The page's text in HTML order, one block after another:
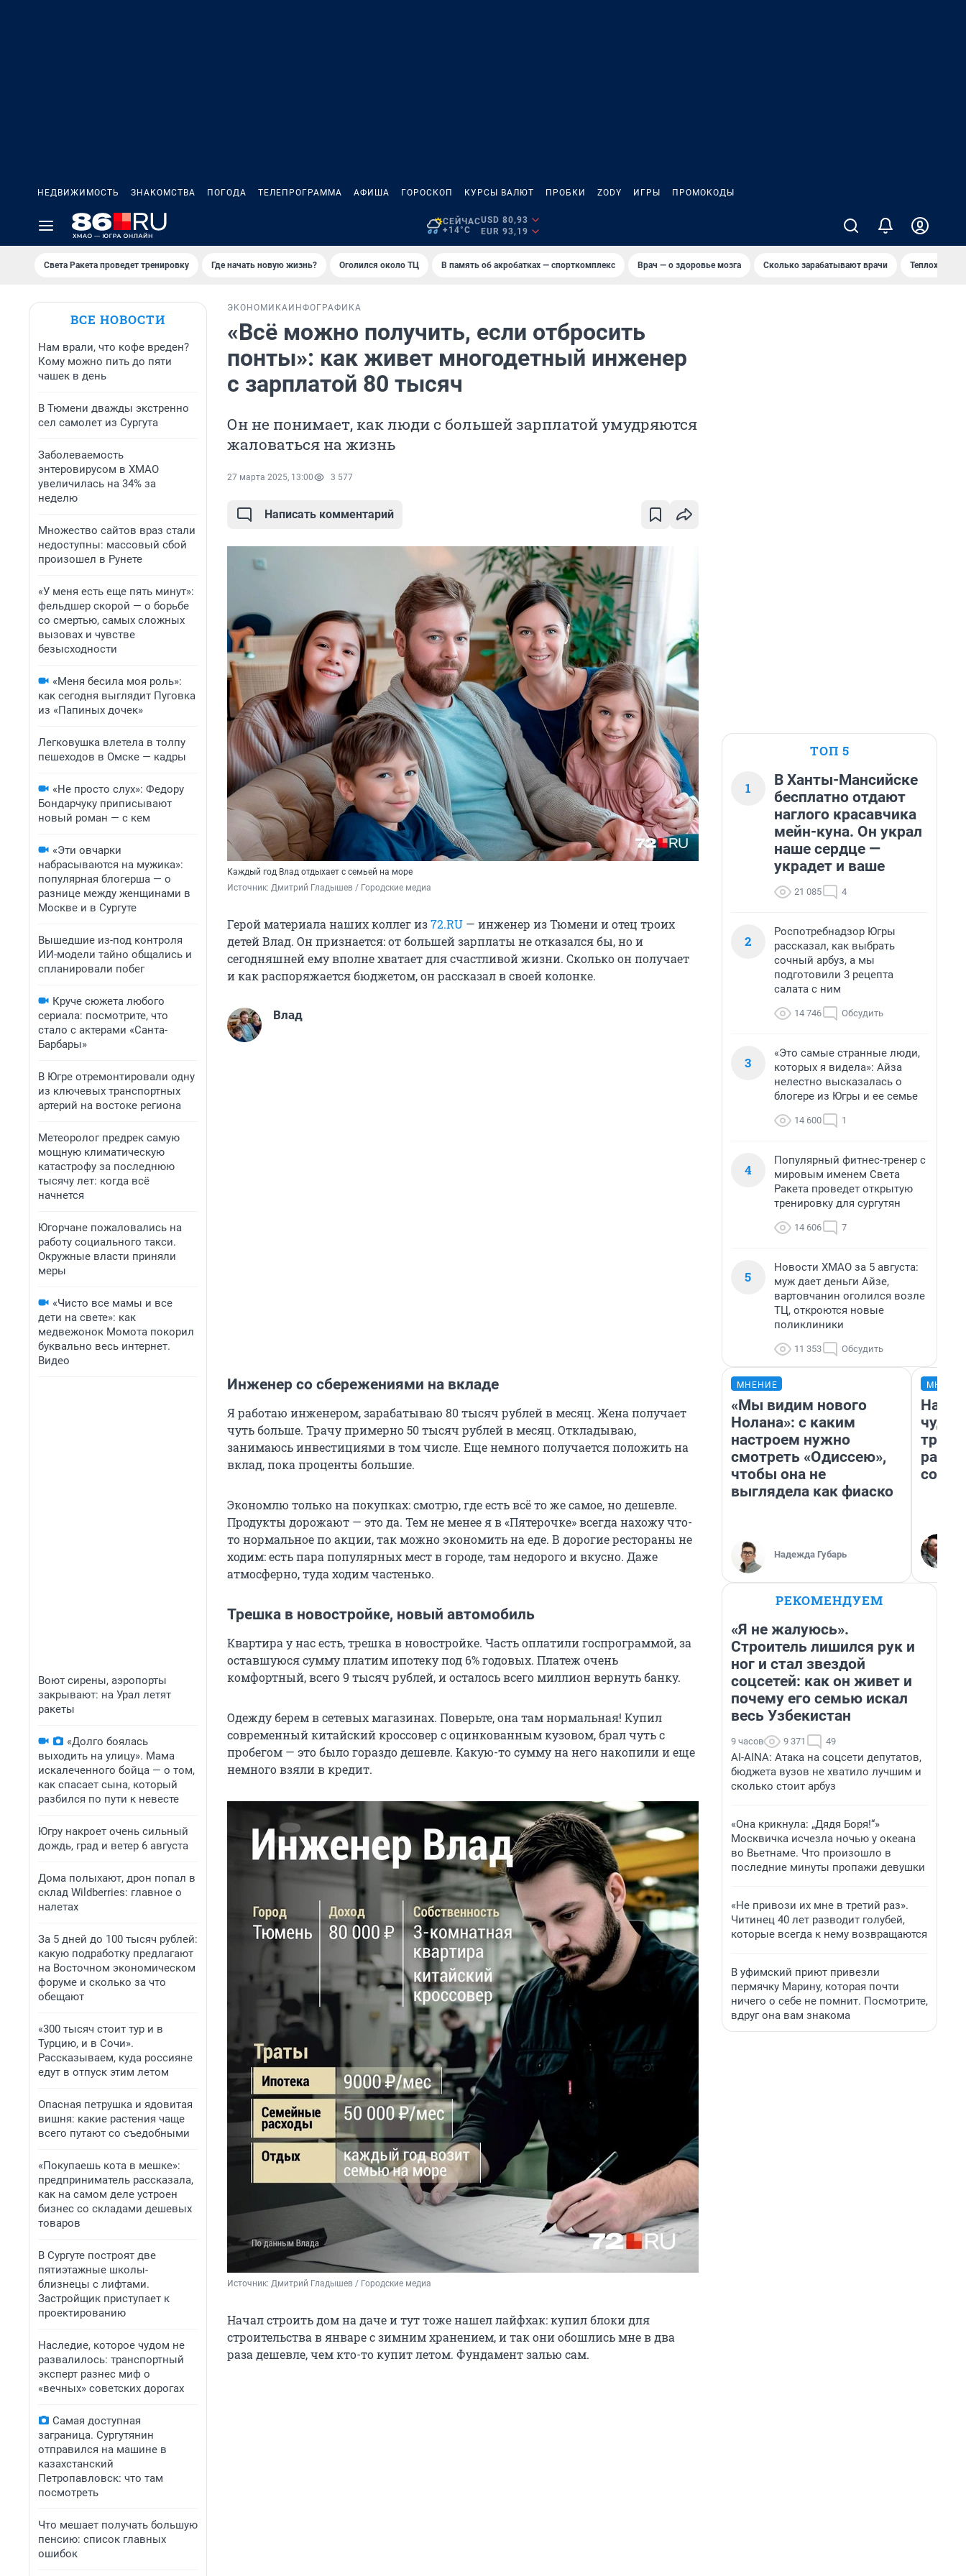
НЕДВИЖИМОСТЬ ЗНАКОМСТВА ПОГОДА ТЕЛЕПРОГРАММА АФИША ГОРОСКОП КУРСЫ ВАЛЮТ ПРОБКИ ZODY ИГРЫ ПРОМОКОДЫ
СЕЙЧАС
+14°C
USD 80,93
EUR 93,19
Света Ракета проведет тренировку Где начать новую жизнь? Оголился около ТЦ В память об акробатках — спорткомплекс Врач — о здоровье мозга Сколько зарабатывают врачи Теплоход
ВСЕ НОВОСТИ
Нам врали, что кофе вреден?
Кому можно пить до пяти
чашек в день
В Тюмени дважды экстренно
сел самолет из Сургута
Заболеваемость
энтеровирусом в ХМАО
увеличилась на 34% за
неделю
Множество сайтов враз стали
недоступны: массовый сбой
произошел в Рунете
«У меня есть еще пять минут»:
фельдшер скорой — о борьбе
со смертью, самых сложных
вызовах и чувстве
безысходности
«Меня бесила моя роль»:
как сегодня выглядит Пуговка
из «Папиных дочек»
Легковушка влетела в толпу
пешеходов в Омске — кадры
«Не просто слух»: Федору
Бондарчуку приписывают
новый роман — с кем
«Эти овчарки
набрасываются на мужика»:
популярная блогерша — о
разнице между женщинами в
Москве и в Сургуте
Вышедшие из-под контроля
ИИ-модели тайно общались и
спланировали побег
Круче сюжета любого
сериала: посмотрите, что
стало с актерами «Санта-
Барбары»
В Югре отремонтировали одну
из ключевых транспортных
артерий на востоке региона
Метеоролог предрек самую
мощную климатическую
катастрофу за последнюю
тысячу лет: когда всё
начнется
Югорчане пожаловались на
работу социального такси.
Окружные власти приняли
меры
«Чисто все мамы и все
дети на свете»: как
медвежонок Момота покорил
буквально весь интернет.
Видео
Воют сирены, аэропорты
закрывают: на Урал летят
ракеты
«Долго боялась
выходить на улицу». Мама
искалеченного бойца — о том,
как спасает сына, который
разбился по пути к невесте
Югру накроет очень сильный
дождь, град и ветер 6 августа
Дома полыхают, дрон попал в
склад Wildberries: главное о
налетах
За 5 дней до 100 тысяч рублей:
какую подработку предлагают
на Восточном экономическом
форуме и сколько за что
обещают
«300 тысяч стоит тур и в
Турцию, и в Сочи».
Рассказываем, куда россияне
едут в отпуск этим летом
Опасная петрушка и ядовитая
вишня: какие растения чаще
всего путают со съедобными
«Покупаешь кота в мешке»:
предприниматель рассказала,
как на самом деле устроен
бизнес со складами дешевых
товаров
В Сургуте построят две
пятиэтажные школы-
близнецы с лифтами.
Застройщик приступает к
проектированию
Наследие, которое чудом не
развалилось: транспортный
эксперт разнес миф о
«вечных» советских дорогах
Самая доступная
заграница. Сургутянин
отправился на машине в
казахстанский
Петропавловск: что там
посмотреть
Что мешает получать большую
пенсию: список главных
ошибок
ЭКОНОМИКА ИНФОГРАФИКА
«Всё можно получить, если отбросить
понты»: как живет многодетный инженер
с зарплатой 80 тысяч
Он не понимает, как люди с большей зарплатой умудряются
жаловаться на жизнь
27 марта 2025, 13:00 3 577
Написать комментарий
Каждый год Влад отдыхает с семьей на море
Источник: Дмитрий Гладышев / Городские медиа
Герой материала наших коллег из72.RU — инженер из Тюмени и отец троих
детей Влад. Он признается: от большей зарплаты не отказался бы, но и
сегодняшней ему вполне хватает для счастливой жизни. Сколько он получает
и как распоряжается бюджетом, он рассказал в своей колонке.
Влад
Инженер со сбережениями на вкладе
Я работаю инженером, зарабатываю 80 тысяч рублей в месяц. Жена получает
чуть больше. Трачу примерно 50 тысяч рублей в месяц. Откладываю,
занимаюсь инвестициями в том числе. Еще немного получается положить на
вклад, пока проценты большие.
Экономлю только на покупках: смотрю, где есть всё то же самое, но дешевле.
Продукты дорожают — это да. Тем не менее я в «Пятерочке» всегда нахожу что-
то нормальное по акции, так можно экономить на еде. В дорогие рестораны не
ходим: есть пара популярных мест в городе, там недорого и вкусно. Даже
атмосферно, туда ходим частенько.
Трешка в новостройке, новый автомобиль
Квартира у нас есть, трешка в новостройке. Часть оплатили госпрограммой, за
оставшуюся сумму платим ипотеку под 6% годовых. Платеж очень
комфортный, всего 9 тысяч рублей, и осталось всего миллион вернуть банку.
Одежду берем в сетевых магазинах. Поверьте, она там нормальная! Купил
современный китайский кроссовер с оцинкованным кузовом, брал чуть с
пробегом — это было гораздо дешевле. Какую-то сумму на него накопили и еще
немного взяли в кредит.
Источник: Дмитрий Гладышев / Городские медиа
Начал строить дом на даче и тут тоже нашел лайфхак: купил блоки для
строительства в январе с зимним хранением, и так они обошлись мне в два
раза дешевле, чем кто-то купит летом. Фундамент залью сам.
ТОП 5
1
В Ханты-Мансийске
бесплатно отдают
наглого красавчика
мейн-куна. Он украл
наше сердце —
украдет и ваше
21 085 4
2
Роспотребнадзор Югры
рассказал, как выбрать
сочный арбуз, а мы
подготовили 3 рецепта
салата с ним
14 746 Обсудить
3
«Это самые странные люди,
которых я видела»: Айза
нелестно высказалась о
блогере из Югры и ее семье
14 600 1
4
Популярный фитнес-тренер с
мировым именем Света
Ракета проведет открытую
тренировку для сургутян
14 606 7
5
Новости ХМАО за 5 августа:
муж дает деньги Айзе,
вартовчанин оголился возле
ТЦ, откроются новые
поликлиники
11 353 Обсудить
МНЕНИЕ
«Мы видим нового
Нолана»: с каким
настроем нужно
смотреть «Одиссею»,
чтобы она не
выглядела как фиаско
Надежда Губарь
РЕКОМЕНДУЕМ
«Я не жалуюсь».
Строитель лишился рук и
ног и стал звездой
соцсетей: как он живет и
почему его семью искал
весь Узбекистан
9 часов 9 371 49
AI-AINA: Атака на соцсети депутатов,
бюджета вузов не хватило лучшим и
сколько стоит арбуз
«Она крикнула: „Дядя Боря!“»
Москвичка исчезла ночью у океана
во Вьетнаме. Что произошло в
последние минуты пропажи девушки
«Не привози их мне в третий раз».
Читинец 40 лет разводит голубей,
которые всегда к нему возвращаются
В уфимский приют привезли
пермячку Марину, которая почти
ничего о себе не помнит. Посмотрите,
вдруг она вам знакома